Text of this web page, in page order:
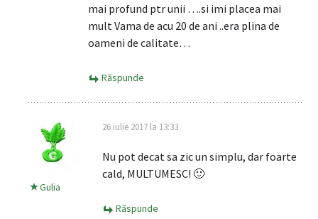
mai profund ptr unii ….si imi placea mai
mult Vama de acu 20 de ani ..era plina de
oameni de calitate…
Răspunde
Gulia
26 iulie 2017 la 13:33
Nu pot decat sa zic un simplu, dar foarte
cald, MULTUMESC! 🙂
Răspunde